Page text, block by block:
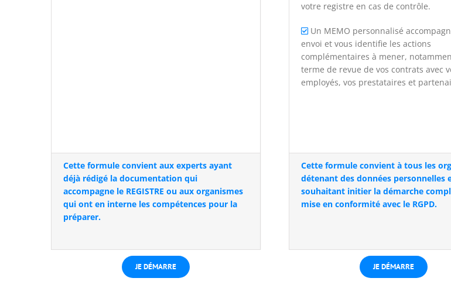
Cette formule convient aux experts ayant
déjà rédigé la documentation qui
accompagne le REGISTRE ou aux organismes
qui ont en interne les compétences pour la
préparer.
JE DÉMARRE
votre registre en cas de contrôle.
Un MEMO personnalisé
envoi et vous identifie les actions
complémentaires à mener,
terme de revue de vos contrats avec
employés, vos prestataires et
Cette formule convient à tous les
détenant des données personnelles
souhaitant initier la démarche
mise en conformité avec le RGPD.
JE DÉMARRE